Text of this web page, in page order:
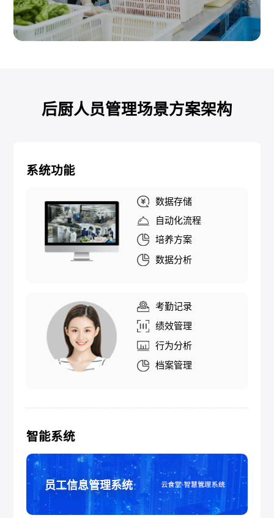
后厨人员管理场景方案架构
系统功能
数据存储
自动化流程
培养方案
数据分析
考勤记录
绩效管理
行为分析
档案管理
智能系统
员工信息管理系统